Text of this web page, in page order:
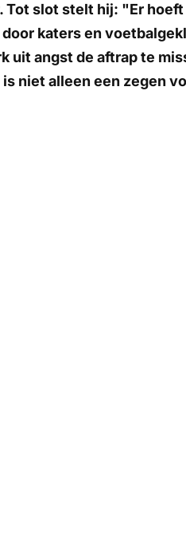
slot stelt hij: "Er hoeft
katers en
uit angst de aftrap te
niet alleen een zegen